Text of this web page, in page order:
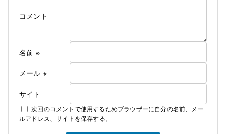
コメント
名前 ※
メール ※
サイト
次回のコメントで使用するためブラウザーに自分の名前、メー
ルアドレス、サイトを保存する。